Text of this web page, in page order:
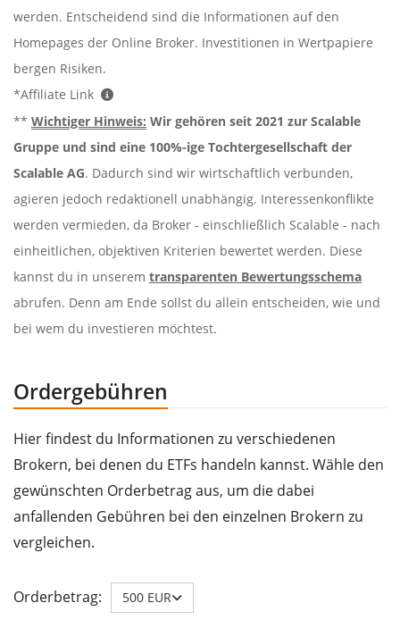
werden. Entscheidend sind die Informationen auf den
Homepages der Online Broker. Investitionen in Wertpapiere
bergen Risiken.
*Affiliate Link
** Wichtiger Hinweis: Wir gehören seit 2021 zur Scalable
Gruppe und sind eine 100%-ige Tochtergesellschaft der
Scalable AG. Dadurch sind wir wirtschaftlich verbunden,
agieren jedoch redaktionell unabhängig. Interessenkonflikte
werden vermieden, da Broker - einschließlich Scalable - nach
einheitlichen, objektiven Kriterien bewertet werden. Diese
kannst du in unserem transparenten Bewertungsschema
abrufen. Denn am Ende sollst du allein entscheiden, wie und
bei wem du investieren möchtest.
Ordergebühren
Hier findest du Informationen zu verschiedenen
Brokern, bei denen du ETFs handeln kannst. Wähle den
gewünschten Orderbetrag aus, um die dabei
anfallenden Gebühren bei den einzelnen Brokern zu
vergleichen.
Orderbetrag: 500 EUR